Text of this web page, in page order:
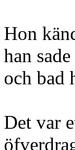
Hon
han
och bad
Det var